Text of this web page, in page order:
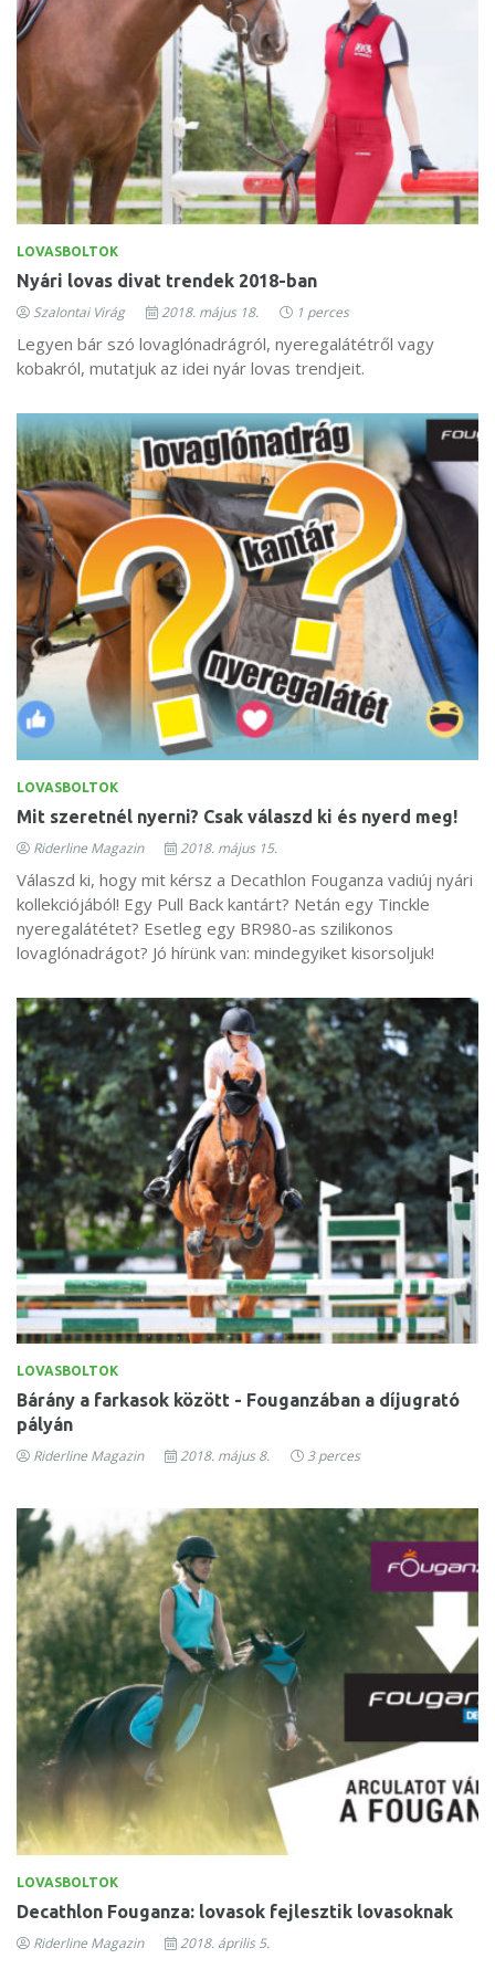
LOVASBOLTOK
Nyári lovas divat trendek 2018-ban
Szalontai Virág 2018. május 18. 1 perces
Legyen bár szó lovaglónadrágról, nyeregalátétről vagy
kobakról, mutatjuk az idei nyár lovas trendjeit.
LOVASBOLTOK
Mit szeretnél nyerni? Csak válaszd ki és nyerd meg!
Riderline Magazin 2018. május 15.
Válaszd ki, hogy mit kérsz a Decathlon Fouganza vadiúj nyári
kollekciójából! Egy Pull Back kantárt? Netán egy Tinckle
nyeregalátétet? Esetleg egy BR980-as szilikonos
lovaglónadrágot? Jó hírünk van: mindegyiket kisorsoljuk!
LOVASBOLTOK
Bárány a farkasok között - Fouganzában a díjugrató
pályán
Riderline Magazin 2018. május 8. 3 perces
LOVASBOLTOK
Decathlon Fouganza: lovasok fejlesztik lovasoknak
Riderline Magazin 2018. április 5.